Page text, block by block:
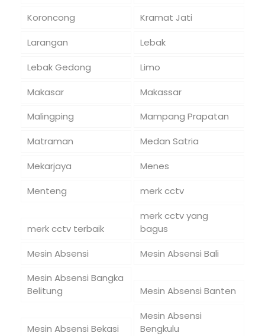
Koroncong
Kramat Jati
Larangan
Lebak
Lebak Gedong
Limo
Makasar
Makassar
Malingping
Mampang Prapatan
Matraman
Medan Satria
Mekarjaya
Menes
Menteng
merk cctv
merk cctv terbaik
merk cctv yang
bagus
Mesin Absensi
Mesin Absensi Bali
Mesin Absensi Bangka
Belitung
Mesin Absensi Banten
Mesin Absensi Bekasi
Mesin Absensi
Bengkulu